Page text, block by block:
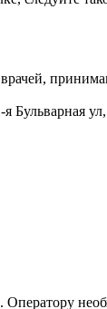
врачей,
Бульварная